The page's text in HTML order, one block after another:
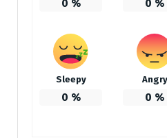
0 % 0 %
Sleepy
0 %
Angry
0 %